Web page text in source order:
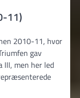
11)
2010-11, hvor
gav
III, men her led